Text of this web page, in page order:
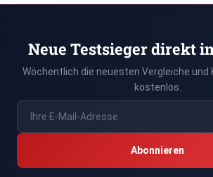
Neue Testsieger direkt
Wöchentlich die neuesten Vergleiche und
kostenlos.
Abonnieren